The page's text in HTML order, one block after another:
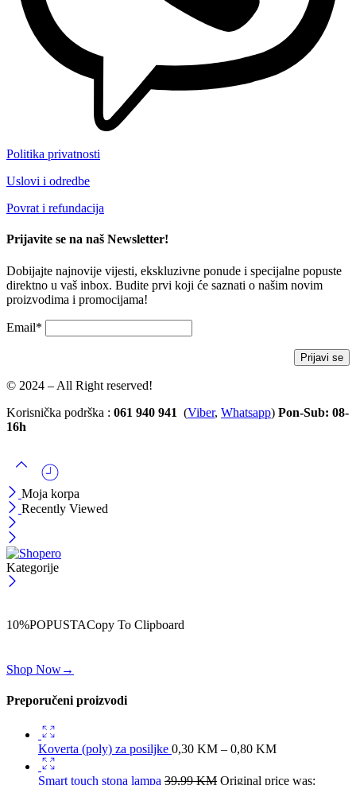
Politika privatnosti
Uslovi i odredbe
Povrat i refundacija
Prijavite se na naš Newsletter!
Dobijajte najnovije vijesti, ekskluzivne ponude i specijalne popuste
direktno u vaš inbox. Budite prvi koji će saznati o našim novim
proizvodima i promocijama!
Email*
© 2024 – All Right reserved!
Korisnička podrška : 061 940 941 (Viber, Whatsapp) Pon-Sub: 08-
16h
Moja korpa
Recently Viewed
Kategorije
10%POPUSTACopy To Clipboard
Shop Now→
Preporučeni proizvodi
Koverta (poly) za posiljke 0,30 KM – 0,80 KM
Smart touch stona lampa 39,99KM Original price was: